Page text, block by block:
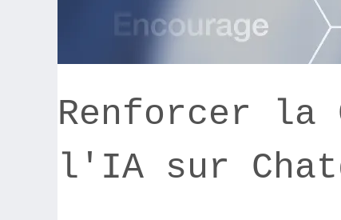
Renforcer la
l'IA sur